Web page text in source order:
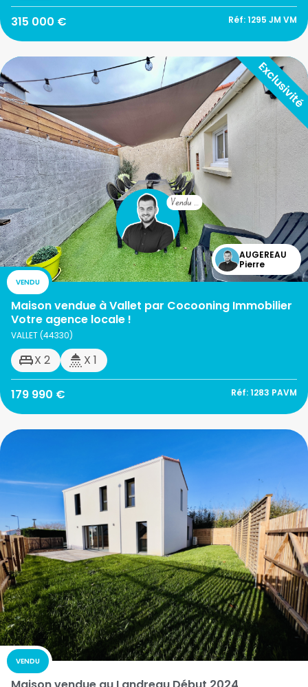
315 000 € Réf: 1295 JM VM
Maison vendue à Vallet par Cocooning Immobilier
Votre agence locale !
VALLET (44330)
X 2 X 1
179 990 € Réf: 1283 PAVM
VENDU
AUGEREAU
Pierre
VENDU